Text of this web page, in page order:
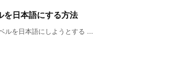
を日本語にする方法
ルを日本語にしようとする ...